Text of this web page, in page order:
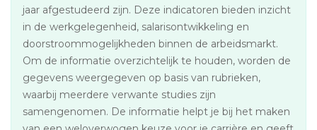
jaar afgestudeerd zijn. Deze indicatoren bieden inzicht
in de werkgelegenheid, salarisontwikkeling en
doorstroommogelijkheden binnen de arbeidsmarkt.
Om de informatie overzichtelijk te houden, worden de
gegevens weergegeven op basis van rubrieken,
waarbij meerdere verwante studies zijn
samengenomen. De informatie helpt je bij het maken